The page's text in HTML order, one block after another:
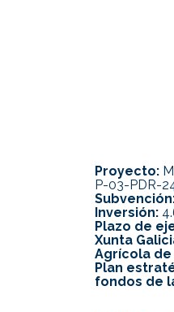
Proyecto:
P-03-PDR-
Inversión:
Plazo de
Xunta
Agrícola
Plan
fondos de